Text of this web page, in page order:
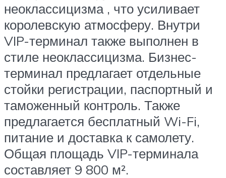
неоклассицизма , что усиливает
королевскую атмосферу. Внутри
VIP-терминал также выполнен в
стиле неоклассицизма. Бизнес-
терминал предлагает отдельные
стойки регистрации, паспортный и
таможенный контроль. Также
предлагается бесплатный Wi-Fi,
питание и доставка к самолету.
Общая площадь VIP-терминала
составляет 9 800 м².